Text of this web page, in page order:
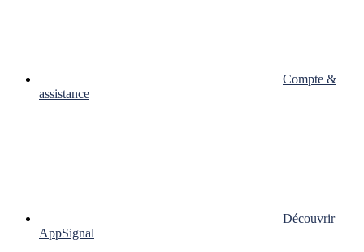
Compte &
assistance
Découvrir
AppSignal